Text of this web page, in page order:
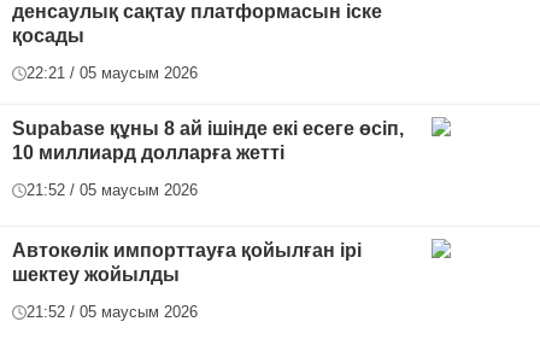
денсаулық сақтау платформасын іске
қосады
22:21 / 05 маусым 2026
Supabase құны 8 ай ішінде екі есеге өсіп,
10 миллиард долларға жетті
21:52 / 05 маусым 2026
Автокөлік импорттауға қойылған ірі
шектеу жойылды
21:52 / 05 маусым 2026